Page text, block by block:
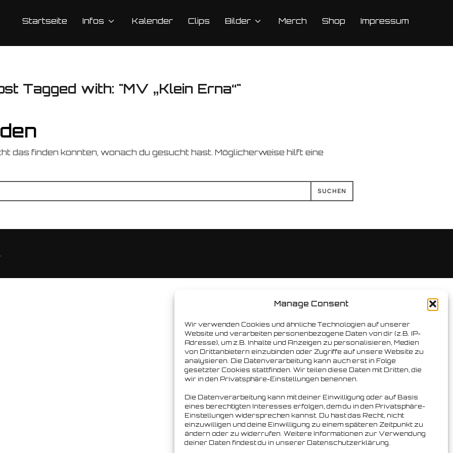
Manage Consent
Wir verwenden Cookies und ähnliche Technologien auf unserer
Website und verarbeiten personenbezogene Daten von dir (z.B. IP-
Adresse), um z.B. Inhalte und Anzeigen zu personalisieren, Medien
von Drittanbietern einzubinden oder Zugriffe auf unsere Website zu
analysieren. Die Datenverarbeitung kann auch erst in Folge
gesetzter Cookies stattfinden. Wir teilen diese Daten mit Dritten, die
wir in den Privatsphäre-Einstellungen benennen.
Die Datenverarbeitung kann mit deiner Einwilligung oder auf Basis
eines berechtigten Interesses erfolgen, dem du in den Privatsphäre-
Einstellungen widersprechen kannst. Du hast das Recht, nicht
einzuwilligen und deine Einwilligung zu einem späteren Zeitpunkt zu
ändern oder zu widerrufen. Weitere Informationen zur Verwendung
deiner Daten findest du in unserer Datenschutzerklärung.
Startseite Infos Kalender Clips Bilder Merch Shop Impressum
Tagged with: "MV „Klein Erna“"
das finden konnten, wonach du gesucht hast. Möglicherweise hilft eine